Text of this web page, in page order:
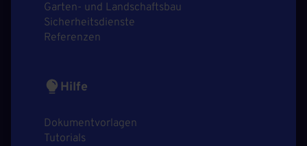
Garten- und Landschaftsbau
Sicherheitsdienste
Referenzen
Hilfe
Dokumentvorlagen
Tutorials